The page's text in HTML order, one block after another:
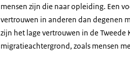
mensen zijn die naar opleiding. Een
vertrouwen in anderen dan degenen
zijn het lage vertrouwen in de Tweede
migratieachtergrond, zoals mensen